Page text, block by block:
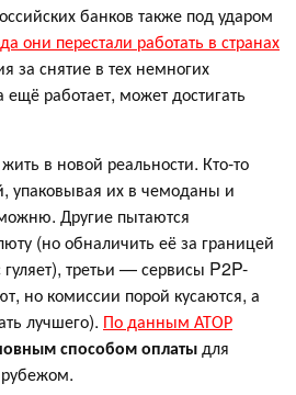
банков также под ударом
они перестали работать в странах
за снятие в тех немногих
ещё работает, может достигать
в новой реальности. Кто-то
упаковывая их в чемоданы и
Другие пытаются
(но обналичить её за границей
гуляет), третьи — сервисы P2P-
но комиссии порой кусаются, а
лучшего). По данным АТОР
способом оплатыдля
рубежом.